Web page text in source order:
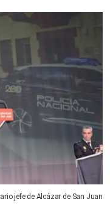
jefe de Alcázar de San Juan